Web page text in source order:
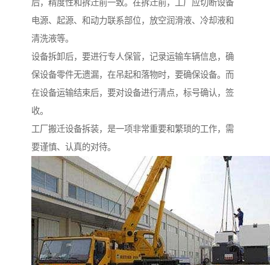
后，精度性和拆迁前一致。在拆迁前，工厂应切断设备
电源、起源、和动力联系部位，放空润滑液、冷却液和
清洗液等。
设备拆卸后，要进行专人保管，记录运输车辆信息，确
保设备零件无遗漏，在吊起和落物时，要确保设备。而
在设备运输结束后，要对设备进行清点，标号确认，签
收。
工厂搬迁设备拆装，是一项非常重要和繁琐的工作，需
要谨慎、认真的对待。